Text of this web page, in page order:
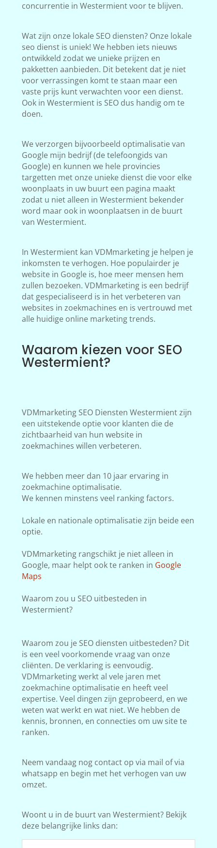
concurrentie in Westermient voor te blijven.
Wat zijn onze lokale SEO diensten? Onze lokale
seo dienst is uniek! We hebben iets nieuws
ontwikkeld zodat we unieke prijzen en
pakketten aanbieden. Dit betekent dat je niet
voor verrassingen komt te staan maar een
vaste prijs kunt verwachten voor een dienst.
Ook in Westermient is SEO dus handig om te
doen.
We verzorgen bijvoorbeeld optimalisatie van
Google mijn bedrijf (de telefoongids van
Google) en kunnen we hele provincies
targetten met onze unieke dienst die voor elke
woonplaats in uw buurt een pagina maakt
zodat u niet alleen in Westermient bekender
word maar ook in woonplaatsen in de buurt
van Westermient.
In Westermient kan VDMmarketing je helpen je
inkomsten te verhogen. Hoe populairder je
website in Google is, hoe meer mensen hem
zullen bezoeken. VDMmarketing is een bedrijf
dat gespecialiseerd is in het verbeteren van
websites in zoekmachines en is vertrouwd met
alle huidige online marketing trends.
Waarom kiezen voor SEO
Westermient?
VDMmarketing SEO Diensten Westermient zijn
een uitstekende optie voor klanten die de
zichtbaarheid van hun website in
zoekmachines willen verbeteren.
We hebben meer dan 10 jaar ervaring in
zoekmachine optimalisatie.
We kennen minstens veel ranking factors.
Lokale en nationale optimalisatie zijn beide een
optie.
VDMmarketing rangschikt je niet alleen in
Google, maar helpt ook te ranken in Google
Maps
Waarom zou u SEO uitbesteden in
Westermient?
Waarom zou je SEO diensten uitbesteden? Dit
is een veel voorkomende vraag van onze
cliënten. De verklaring is eenvoudig.
VDMmarketing werkt al vele jaren met
zoekmachine optimalisatie en heeft veel
expertise. Veel dingen zijn geprobeerd, en we
weten wat werkt en wat niet. We hebben de
kennis, bronnen, en connecties om uw site te
ranken.
Neem vandaag nog contact op via mail of via
whatsapp en begin met het verhogen van uw
omzet.
Woont u in de buurt van Westermient? Bekijk
deze belangrijke links dan: